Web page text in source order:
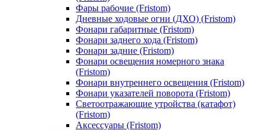
Фары рабочие (Fristom)
Дневные ходовые огни (ДХО) (Fristom)
Фонари габаритные (Fristom)
Фонари заднего хода (Fristom)
Фонари задние (Fristom)
Фонари освещения номерного знака
(Fristom)
Фонари внутреннего освещения (Fristom)
Фонари указателей поворота (Fristom)
Светоотражающие утройства (катафот)
(Fristom)
Аксессуары (Fristom)